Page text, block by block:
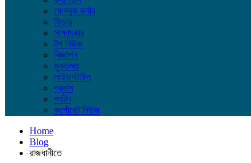
ফেসবুক কর্নার
ফিচার
সাক্ষাৎকার
টপ নিউজ
বিজ্ঞাপন
মুক্তমত
লাইফস্টাইল
প্রবাস
পর্যটন
কর্পোরেট নিউজ
Home
Blog
রাজধানীতে